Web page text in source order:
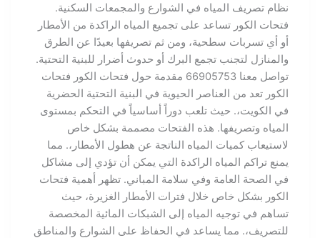
نظام تصريف المياه في الشوارع والمجمعات السكنية.
فتحات الكور تساعد على تجميع المياه الراكدة من الأمطار
أو أي تسربات سطحية، ومن ثم تصريفها بعيدًا عن الطرق
والمنازل لتجنب تجمع البرك أو حدوث أضرار للبنية التحتية.
تواصل معنا 66905753 مقدمة حول فتحات الكور فتحات
الكور تعد من العناصر الحيوية في البنية التحتية الحضرية
في الكويت،. حيث تلعب دوراً أساسياً في التحكم بمستوى
المياه وتصريفها. هذه الفتحات مصممة بشكل خاص
لاستيعاب كميات المياه الناتجة عن هطول الأمطار،. مما
يمنع تراكم المياه الراكدة التي يمكن أن تؤدي إلى مشاكل
في الصحة العامة وفي سلامة المباني. تظهر أهمية فتحات
الكور بشكل خاص خلال فترات الأمطار الغزيرة، حيث
تساهم في توجيه المياه إلى الشبكات المائية المخصصة
للتصريف،. مما يساعد في الحفاظ على الشوارع والمناطق